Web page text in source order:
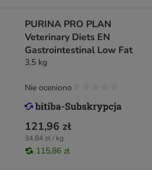
PURINA PRO PLAN
Veterinary Diets EN
Gastrointestinal Low Fat
3,5 kg
121,96 zł
34,84 zł / kg
115,86 zł
Nie oceniono